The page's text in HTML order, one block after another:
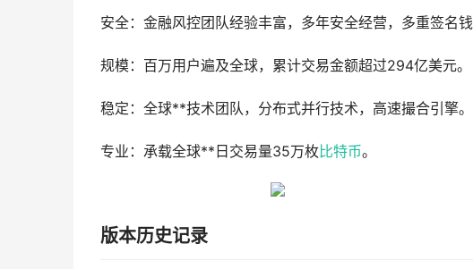
安全：金融风控团队经验丰富，多年安全经营，多重签名钱
规模：百万用户遍及全球，累计交易金额超过294亿美元。
稳定：全球**技术团队，分布式并行技术，高速撮合引擎。
专业：承载全球**日交易量35万枚比特币。
版本历史记录